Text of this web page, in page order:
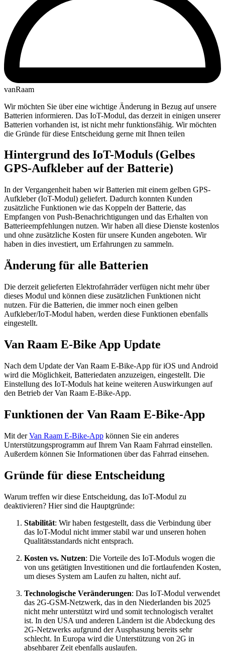
vanRaam
Wir möchten Sie über eine wichtige Änderung in Bezug auf unsere
Batterien informieren. Das IoT-Modul, das derzeit in einigen unserer
Batterien vorhanden ist, ist nicht mehr funktionsfähig. Wir möchten
die Gründe für diese Entscheidung gerne mit Ihnen teilen
Hintergrund des IoT-Moduls (Gelbes
GPS-Aufkleber auf der Batterie)
In der Vergangenheit haben wir Batterien mit einem gelben GPS-
Aufkleber (IoT-Modul) geliefert. Dadurch konnten Kunden
zusätzliche Funktionen wie das Koppeln der Batterie, das
Empfangen von Push-Benachrichtigungen und das Erhalten von
Batterieempfehlungen nutzen. Wir haben all diese Dienste kostenlos
und ohne zusätzliche Kosten für unsere Kunden angeboten. Wir
haben in dies investiert, um Erfahrungen zu sammeln.
Änderung für alle Batterien
Die derzeit gelieferten Elektrofahrräder verfügen nicht mehr über
dieses Modul und können diese zusätzlichen Funktionen nicht
nutzen. Für die Batterien, die immer noch einen gelben
Aufkleber/IoT-Modul haben, werden diese Funktionen ebenfalls
eingestellt.
Van Raam E-Bike App Update
Nach dem Update der Van Raam E-Bike-App für iOS und Android
wird die Möglichkeit, Batteriedaten anzuzeigen, eingestellt. Die
Einstellung des IoT-Moduls hat keine weiteren Auswirkungen auf
den Betrieb der Van Raam E-Bike-App.
Funktionen der Van Raam E-Bike-App
Mit derVan Raam E-Bike-App können Sie ein anderes
Unterstützungsprogramm auf Ihrem Van Raam Fahrrad einstellen.
Außerdem können Sie Informationen über das Fahrrad einsehen.
Gründe für diese Entscheidung
Warum treffen wir diese Entscheidung, das IoT-Modul zu
deaktivieren? Hier sind die Hauptgründe:
Stabilität: Wir haben festgestellt, dass die Verbindung über
das IoT-Modul nicht immer stabil war und unseren hohen
Qualitätsstandards nicht entsprach.
Kosten vs. Nutzen: Die Vorteile des IoT-Moduls wogen die
von uns getätigten Investitionen und die fortlaufenden Kosten,
um dieses System am Laufen zu halten, nicht auf.
Technologische Veränderungen: Das IoT-Modul verwendet
das 2G-GSM-Netzwerk, das in den Niederlanden bis 2025
nicht mehr unterstützt wird und somit technologisch veraltet
ist. In den USA und anderen Ländern ist die Abdeckung des
2G-Netzwerks aufgrund der Ausphasung bereits sehr
schlecht. In Europa wird die Unterstützung von 2G in
absehbarer Zeit ebenfalls auslaufen.